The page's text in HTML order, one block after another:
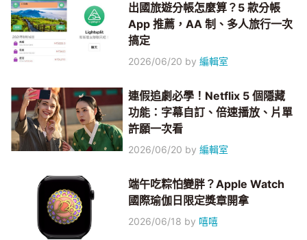
出國旅遊分帳怎麼算？5 款分帳
App 推薦，AA 制、多人旅行一次
搞定
2026/06/20 by編輯室
連假追劇必學！Netflix 5 個隱藏
功能：字幕自訂、倍速播放、片單
許願一次看
2026/06/20 by編輯室
端午吃粽怕變胖？Apple Watch
國際瑜伽日限定獎章開拿
2026/06/18 by 嘻嘻